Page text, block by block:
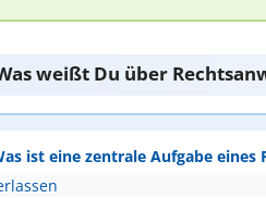
weißt Du über
ist eine zentrale Aufgabe eines